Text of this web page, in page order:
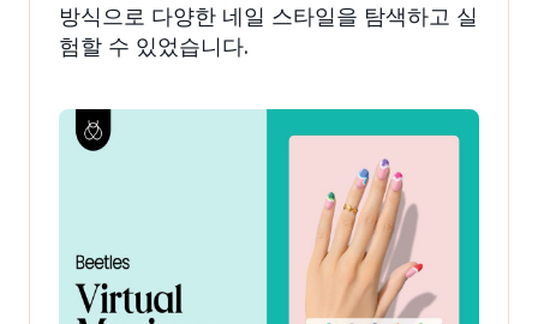
방식으로 다양한 네일 스타일을 탐색하고 실
험할 수 있었습니다.